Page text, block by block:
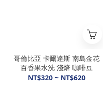
哥倫比亞 卡爾達斯 南島金花
百香果水洗 淺焙 咖啡豆
NT$320 ~ NT$620